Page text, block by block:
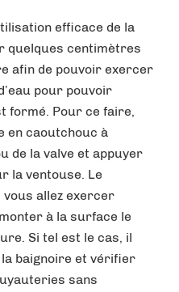
efficace de la
quelques centimètres
afin de pouvoir exercer
pour pouvoir
formé. Pour ce faire,
en caoutchouc à
de la valve et appuyer
la ventouse. Le
vous allez exercer
à la surface le
Si tel est le cas, il
baignoire et vérifier
sans